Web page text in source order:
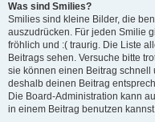
Was sind Smilies?
Smilies sind kleine Bilder, die
auszudrücken. Für jeden Smilie
fröhlich und :( traurig. Die Liste
Beitrags sehen. Versuche bitte
sie können einen Beitrag
deshalb deinen Beitrag
Die Board-Administration kann
in einem Beitrag benutzen